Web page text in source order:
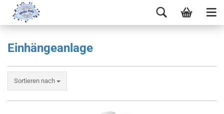
Einhängeanlage
Sortieren nach